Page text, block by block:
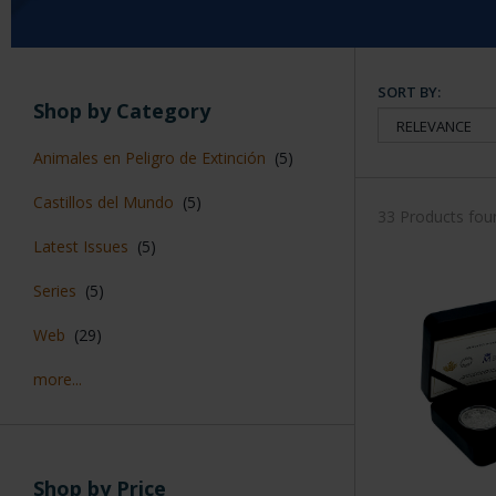
Shop by Category
Animales en Peligro de Extinción (5)
Castillos del Mundo (5)
Latest Issues (5)
Series (5)
Web (29)
more...
Shop by Price
SORT BY:
33 Products